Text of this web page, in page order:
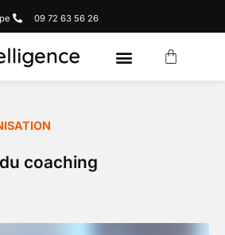
09 72 63 56 26
coaching